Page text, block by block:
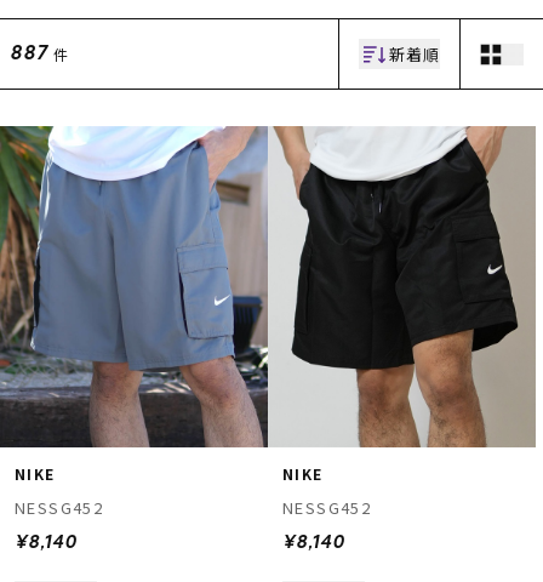
ブランド一覧
特集一覧
RIDE LIFE MAGAZINE一
覧
スタッフスナップ
中古/アウトレット サー
フ
中古/アウトレット スノ
ー
ご利用ガイド
会員ランク
店頭受取サービス
ギフトラッピング
アフターサポート
下取り保証について
よくある質問
店舗一覧
お問い合わせ
ニュース
887 件 新着順
NIKE
NESSG452
¥8,140
NIKE
NESSG452
¥8,140